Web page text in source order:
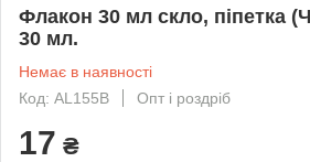
Флакон 30 мл скло, піпетка
30 мл.
Немає в наявності
Код: AL155B
Опт і роздріб
17 ₴